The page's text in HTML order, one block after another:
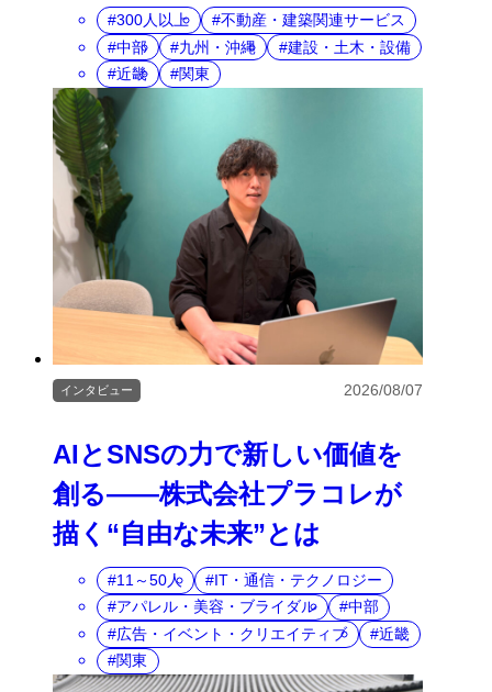
300人以上
不動産・建築関連サービス
中部
九州・沖縄
建設・土木・設備
近畿
関東
AIとSNSの力で新しい価値を
創る――株式会社プラコレが
描く“自由な未来”とは
インタビュー 2026/08/07
11～50人
IT・通信・テクノロジー
アパレル・美容・ブライダル
中部
広告・イベント・クリエイティブ
近畿
関東